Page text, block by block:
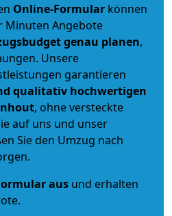
Online-Formular können
Minuten Angebote
genau planen,
Unsere
garantieren
qualitativ hochwertigen
, ohne versteckte
auf uns und unser
Sie den Umzug nach
aus und erhalten